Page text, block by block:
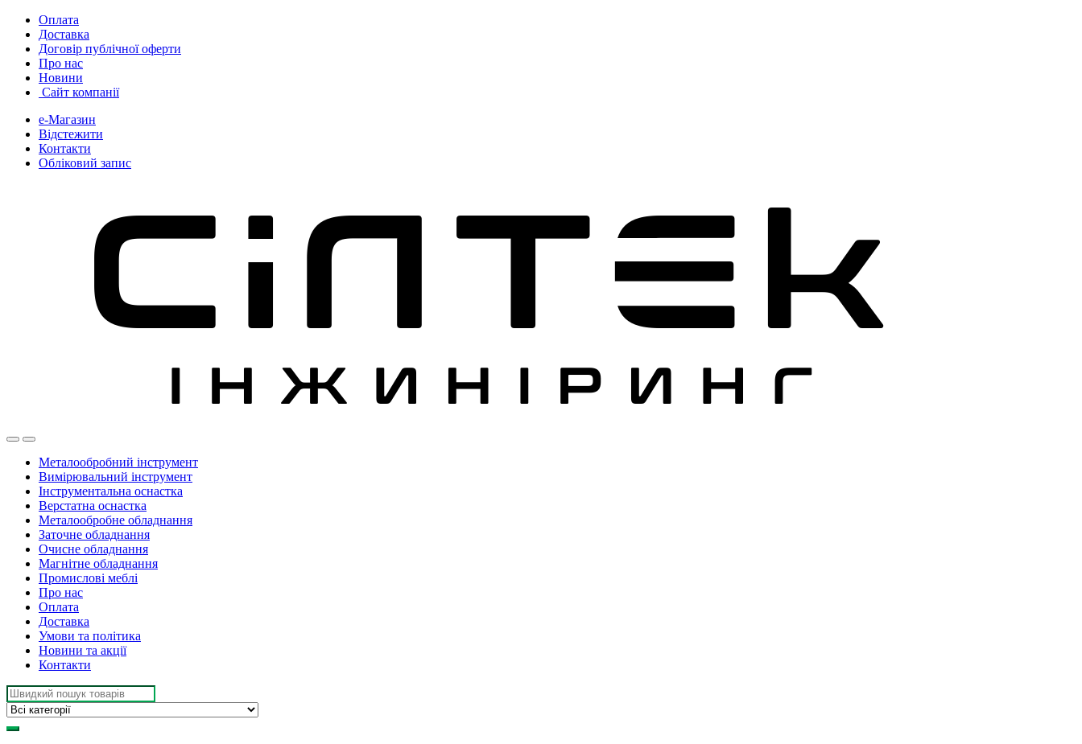
Skip
navigation
Skip
content
Оплата
Доставка
Договір публічної оферти
Про нас
Новини
Сайт компанії
е-Магазин
Відстежити
Контакти
Обліковий запис
Металообробний інструмент
Вимірювальний інструмент
Інструментальна оснастка
Верстатна оснастка
Металообробне обладнання
Заточне обладнання
Очисне обладнання
Магнітне обладнання
Промислові меблі
Про нас
Оплата
Доставка
Умови та політика
Новини та акції
Контакти
Search
for: